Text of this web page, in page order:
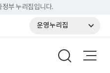
정부 누리집입니다.
운영누리집